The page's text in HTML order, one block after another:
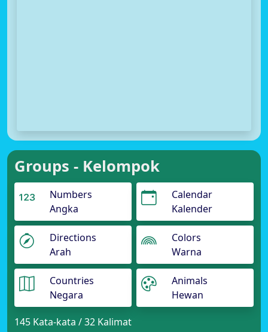
Groups - Kelompok
Numbers
Angka
Calendar
Kalender
Directions
Arah
Colors
Warna
Countries
Negara
Animals
Hewan
145 Kata-kata / 32 Kalimat